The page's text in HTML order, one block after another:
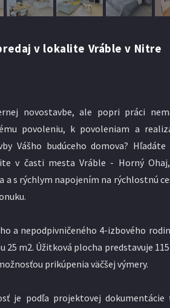
v lokalite Vráble v Nitre
novostavbe, ale popri práci
povoleniu, k povoleniam a
Vášho budúceho domova?
v časti mesta Vráble - Horný
s rýchlym napojením na rýchlostnú
a nepodpivničeného 4-izbového
25 m2. Úžitková plocha predstavuje
prikúpenia väčšej výmery.
je podľa projektovej